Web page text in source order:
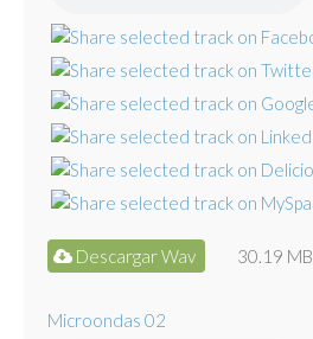
Descargar Wav 30.19 MB
Microondas 02